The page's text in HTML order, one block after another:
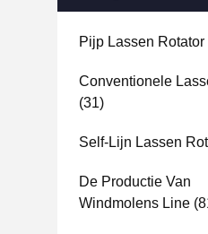
Pijp Lassen Rotator
Conventionele
(31)
Self-Lijn Lassen
De Productie Van
Windmolens Line